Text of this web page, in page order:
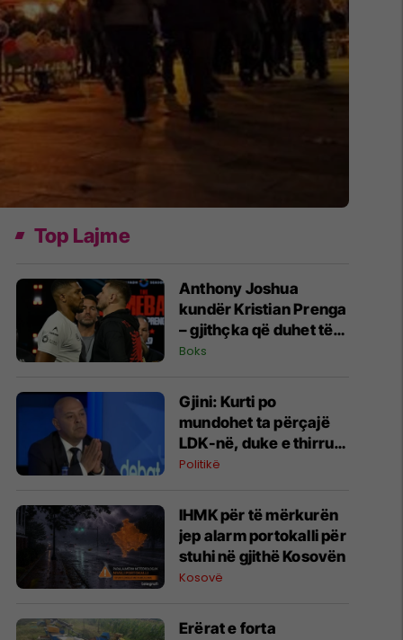
Top Lajme
Anthony Joshua
kundër Kristian Prenga
– gjithçka që duhet të
dini për superduelin në
Boks
Gjini: Kurti po
mundohet ta përçajë
LDK-në, duke e thirrur
në bashkëqeverisje
Politikë
​IHMK për të mërkurën
jep alarm portokalli për
stuhi në gjithë Kosovën
Kosovë
Erërat e forta